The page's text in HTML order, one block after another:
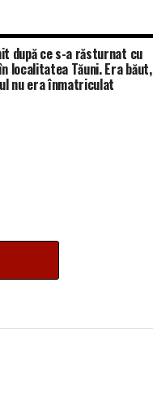
după ce s-a răsturnat cu
localitatea Tăuni. Era băut,
nu era înmatriculat